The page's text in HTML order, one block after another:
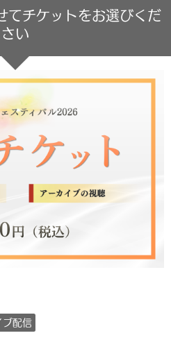
てチケットをお選びくだ
さい
ブ配信